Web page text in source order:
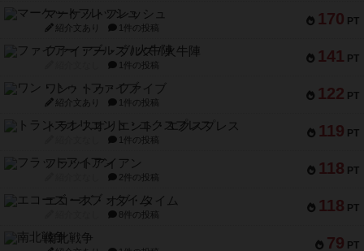
170 PT
マーケットフレッシュ
紹介文あり 1件の投稿
141 PT
ファイアー・ブルズ / 火牛陣
1件の投稿
122 PT
ワン・トゥ・ファイブ
紹介文あり 1件の投稿
119 PT
トランスオリエント・エクスプレス
1件の投稿
118 PT
フラットアイアン
2件の投稿
118 PT
エコーズ・オブ・タイム
8件の投稿
79 PT
南北戦争